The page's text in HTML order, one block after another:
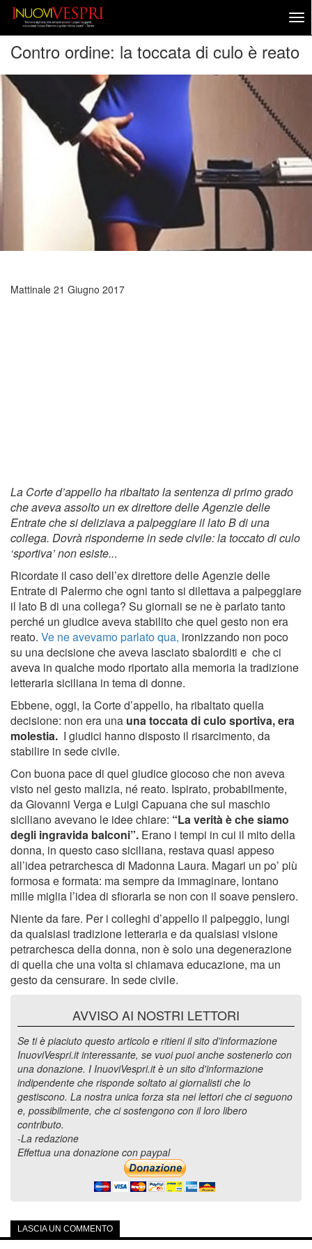
Contro ordine: la toccata di culo è reato
Mattinale 21 Giugno 2017
La Corte d’appello ha ribaltato la sentenza di primo grado
che aveva assolto un ex direttore delle Agenzie delle
Entrate che si deliziava a palpeggiare il lato B di una
collega. Dovrà risponderne in sede civile: la toccato di culo
‘sportiva’ non esiste...
Ricordate il caso dell’ex direttore delle Agenzie delle
Entrate di Palermo che ogni tanto si dilettava a palpeggiare
il lato B di una collega? Su giornali se ne è parlato tanto
perché un giudice aveva stabilito che quel gesto non era
reato. Ve ne avevamo parlato qua, ironizzando non poco
su una decisione che aveva lasciato sbalorditi e che ci
aveva in qualche modo riportato alla memoria la tradizione
letteraria siciliana in tema di donne.
Ebbene, oggi, la Corte d’appello, ha ribaltato quella
decisione: non era una una toccata di culo sportiva, era
molestia. I giudici hanno disposto il risarcimento, da
stabilire in sede civile.
Con buona pace di quel giudice giocoso che non aveva
visto nel gesto malizia, né reato. Ispirato, probabilmente,
da Giovanni Verga e Luigi Capuana che sul maschio
siciliano avevano le idee chiare: “La verità è che siamo
degli ingravida balconi”. Erano i tempi in cui il mito della
donna, in questo caso siciliana, restava quasi appeso
all’idea petrarchesca di Madonna Laura. Magari un po’ più
formosa e formata: ma sempre da immaginare, lontano
mille miglia l’idea di sfiorarla se non con il soave pensiero.
Niente da fare. Per i colleghi d’appello il palpeggio, lungi
da qualsiasi tradizione letteraria e da qualsiasi visione
petrarchesca della donna, non è solo una degenerazione
di quella che una volta si chiamava educazione, ma un
gesto da censurare. In sede civile.
AVVISO AI NOSTRI LETTORI
Se ti è piaciuto questo articolo e ritieni il sito d'informazione
InuoviVespri.it interessante, se vuoi puoi anche sostenerlo con
una donazione. I InuoviVespri.it è un sito d'informazione
indipendente che risponde soltato ai giornalisti che lo
gestiscono. La nostra unica forza sta nei lettori che ci seguono
e, possibilmente, che ci sostengono con il loro libero
contributo.
-La redazione
Effettua una donazione con paypal
LASCIA UN COMMENTO